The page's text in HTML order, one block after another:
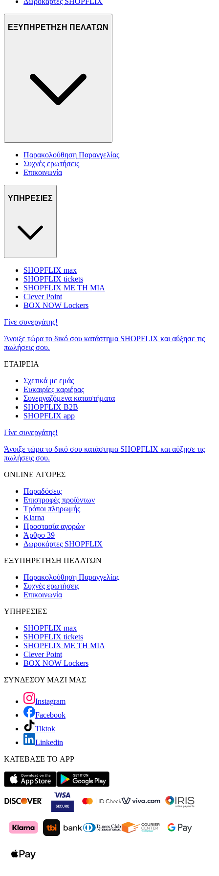
ΕΞΥΠΗΡΕΤΗΣΗ ΠΕΛΑΤΩΝ
Παρακολούθηση Παραγγελίας
Συχνές ερωτήσεις
Επικοινωνία
ΥΠΗΡΕΣΙΕΣ
SHOPFLIX max
SHOPFLIX tickets
SHOPFLIX ΜΕ ΤΗ ΜΙΑ
Clever Point
BOX NOW Lockers
Γίνε συνεργάτης!
Άνοιξε τώρα το δικό σου κατάστημα SHOPFLIX και αύξησε τις
πωλήσεις σου.
ΕΤΑΙΡΕΙΑ
Σχετικά με εμάς
Ευκαιρίες καριέρας
Συνεργαζόμενα καταστήματα
SHOPFLIX B2B
SHOPFLIX app
Γίνε συνεργάτης!
Άνοιξε τώρα το δικό σου κατάστημα SHOPFLIX και αύξησε τις
πωλήσεις σου.
ONLINE ΑΓΟΡΕΣ
Παραδόσεις
Επιστροφές προϊόντων
Τρόποι πληρωμής
Klarna
Προστασία αγορών
Άρθρο 39
Δωροκάρτες SHOPFLIX
ΕΞΥΠΗΡΕΤΗΣΗ ΠΕΛΑΤΩΝ
Παρακολούθηση Παραγγελίας
Συχνές ερωτήσεις
Επικοινωνία
ΥΠΗΡΕΣΙΕΣ
SHOPFLIX max
SHOPFLIX tickets
SHOPFLIX ΜΕ ΤΗ ΜΙΑ
Clever Point
BOX NOW Lockers
ΣΥΝΔΕΣΟΥ ΜΑΖΙ ΜΑΣ
Instagram
Facebook
Tiktok
Linkedin
ΚΑΤΕΒΑΣΕ ΤΟ APP